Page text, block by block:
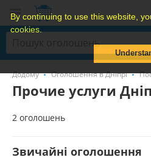
By continuing to use this website,
cookies.
Додому Оголошення в Дніпрі
Прочие услуги
2 оголошень
Звичайні оголошення